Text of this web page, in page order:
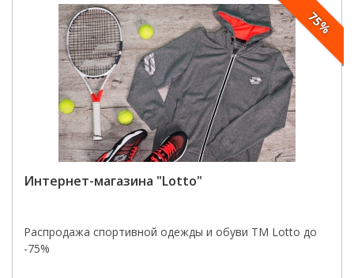
75%
Интернет-магазина "Lotto"
Распродажа спортивной одежды и обуви ТМ Lotto до
-75%